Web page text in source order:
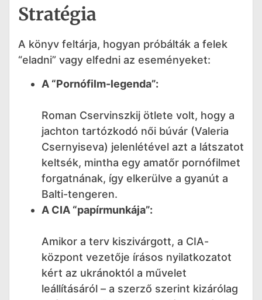
Stratégia
A könyv feltárja, hogyan próbálták a felek
“eladni” vagy elfedni az eseményeket:
A “Pornófilm-legenda”:
Roman Cservinszkij ötlete volt, hogy a
jachton tartózkodó női búvár (Valeria
Csernyiseva) jelenlétével azt a látszatot
keltsék, mintha egy amatőr pornófilmet
forgatnának, így elkerülve a gyanút a
Balti-tengeren.
A CIA “papírmunkája”:
Amikor a terv kiszivárgott, a CIA-
központ vezetője írásos nyilatkozatot
kért az ukránoktól a művelet
leállításáról – a szerző szerint kizárólag